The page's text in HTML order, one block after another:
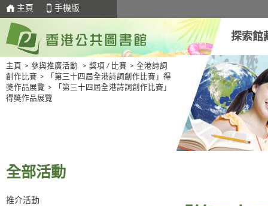
主頁 手機版
探索館
主頁 > 參與推廣活動 > 獎項 / 比賽 > 全港詩詞
創作比賽 >
「第三十四屆全港詩詞創作比賽」得
奬作品展覽 >
「第三十四屆全港詩詞創作比賽」
得奬作品展覽
全部活動
推介活動